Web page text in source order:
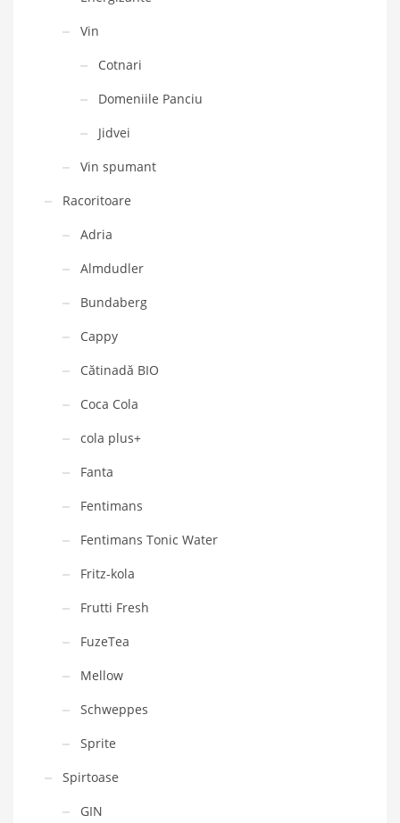
Vin
Cotnari
Domeniile Panciu
Jidvei
Vin spumant
Racoritoare
Adria
Almdudler
Bundaberg
Cappy
Cătinadă BIO
Coca Cola
cola plus+
Fanta
Fentimans
Fentimans Tonic Water
Fritz-kola
Frutti Fresh
FuzeTea
Mellow
Schweppes
Sprite
Spirtoase
GIN